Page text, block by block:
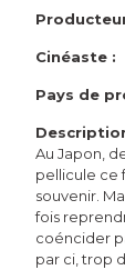
Cinéaste :
Pays de
Au Japon,
pellicule ce
souvenir.
fois
coéncider
par ci, trop